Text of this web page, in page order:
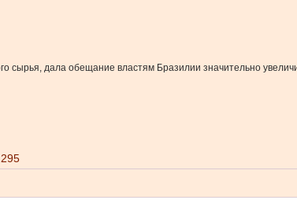
сырья, дала обещание властям Бразилии значительно
295